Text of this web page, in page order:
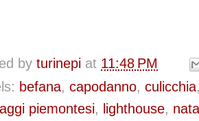
by turinepi at 11:48 PM
befana, capodanno, culicchia
piemontesi, lighthouse,